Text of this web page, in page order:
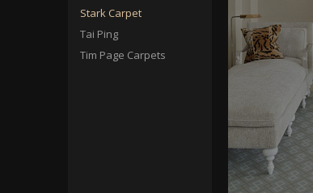
Stark Carpet
Tai Ping
Tim Page Carpets